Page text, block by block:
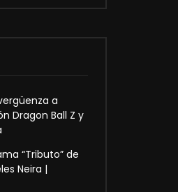
a
Dragon Ball Z y
“Tributo” de
Neira |